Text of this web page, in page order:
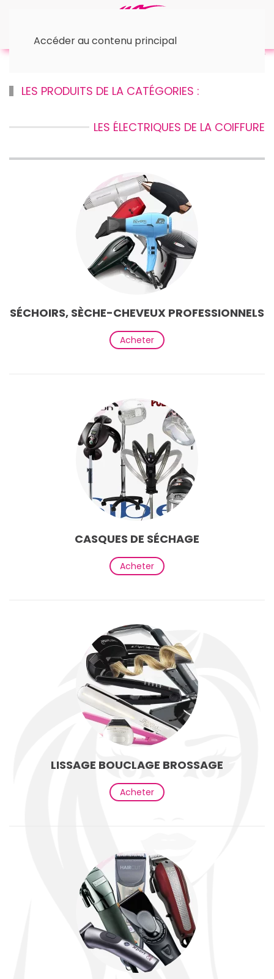
Accéder au contenu principal
LES PRODUITS DE LA CATÉGORIES :
LES ÉLECTRIQUES DE LA COIFFURE
SÉCHOIRS, SÈCHE-CHEVEUX PROFESSIONNELS
Acheter
CASQUES DE SÉCHAGE
Acheter
LISSAGE BOUCLAGE BROSSAGE
Acheter